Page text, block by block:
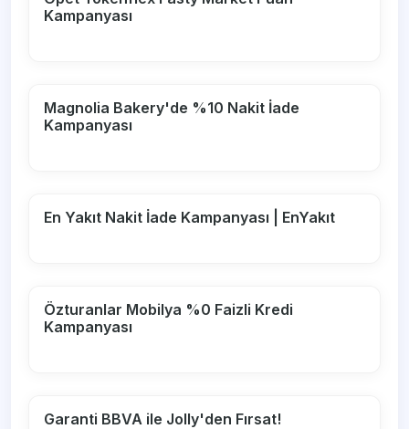
Kampanyası
Magnolia Bakery'de %10 Nakit İade
Kampanyası
En Yakıt Nakit İade Kampanyası | EnYakıt
Özturanlar Mobilya %0 Faizli Kredi
Kampanyası
Garanti BBVA ile Jolly'den Fırsat!